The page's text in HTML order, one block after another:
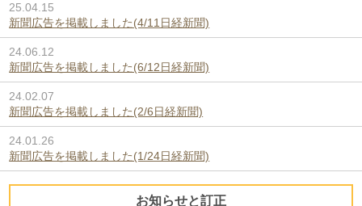
25.04.15
新聞広告を掲載しました(4/11日経新聞)
24.06.12
新聞広告を掲載しました(6/12日経新聞)
24.02.07
新聞広告を掲載しました(2/6日経新聞)
24.01.26
新聞広告を掲載しました(1/24日経新聞)
お知らせと訂正